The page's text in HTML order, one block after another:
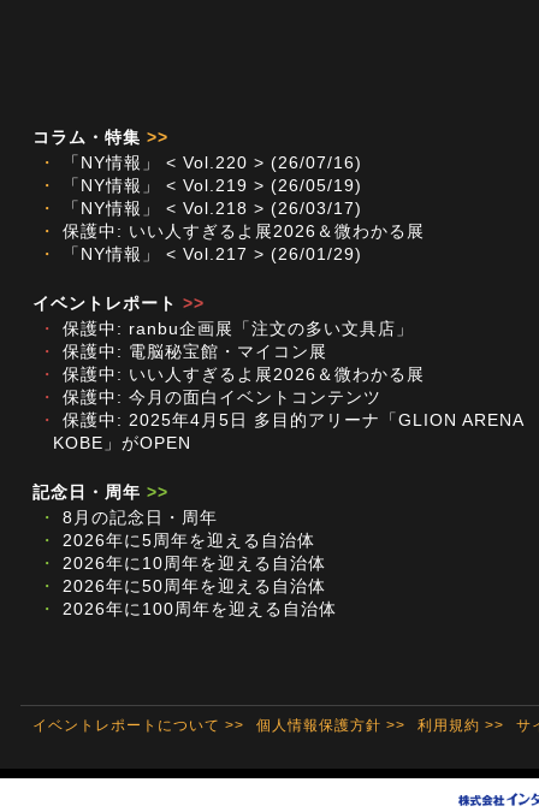
コラム・特集 >>
・
「NY情報」 < Vol.220 > (26/07/16)
・
「NY情報」 < Vol.219 > (26/05/19)
・
「NY情報」 < Vol.218 > (26/03/17)
・
保護中: いい人すぎるよ展2026＆微わかる展
・
「NY情報」 < Vol.217 > (26/01/29)
イベントレポート >>
・
保護中: ranbu企画展「注文の多い文具店」
・
保護中: 電脳秘宝館・マイコン展
・
保護中: いい人すぎるよ展2026＆微わかる展
・
保護中: 今月の面白イベントコンテンツ
・
保護中: 2025年4月5日 多目的アリーナ「GLION ARENA
KOBE」がOPEN
記念日・周年 >>
・
8月の記念日・周年
・
2026年に5周年を迎える自治体
・
2026年に10周年を迎える自治体
・
2026年に50周年を迎える自治体
・
2026年に100周年を迎える自治体
イベントレポートについて >> 個人情報保護方針 >> 利用規約 >> サ